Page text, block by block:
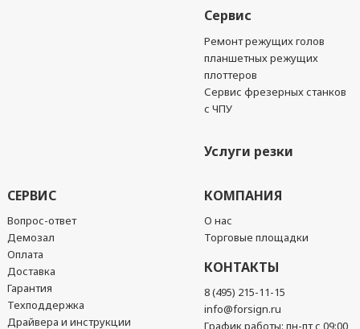
Сервис
Ремонт режущих голов
планшетных режущих
плоттеров
Сервис фрезерных станков
с ЧПУ
Услуги резки
СЕРВИС
Вопрос-ответ
Демозал
Оплата
Доставка
Гарантия
Техподдержка
Драйвера и инструкции
КОМПАНИЯ
О нас
Торговые площадки
КОНТАКТЫ
8 (495) 215-11-15
info@forsign.ru
График работы: пн-пт с 09:00